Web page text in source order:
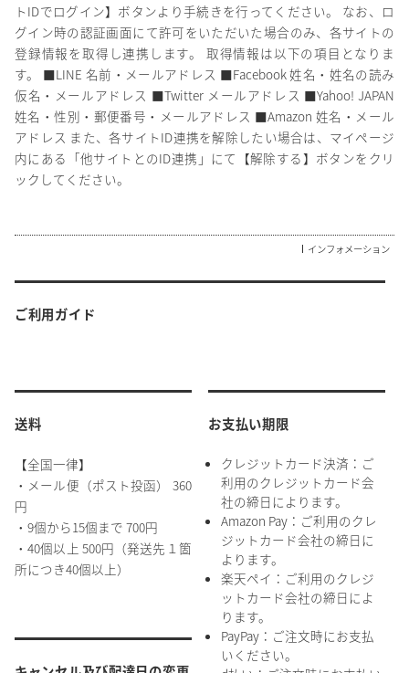
トIDでログイン】ボタンより手続きを行ってください。 なお、ロ
グイン時の認証画面にて許可をいただいた場合のみ、各サイトの
登録情報を取得し連携します。 取得情報は以下の項目となりま
す。 ■LINE 名前・メールアドレス ■Facebook 姓名・姓名の読み
仮名・メールアドレス ■Twitter メールアドレス ■Yahoo! JAPAN
姓名・性別・郵便番号・メールアドレス ■Amazon 姓名・メール
アドレス また、各サイトID連携を解除したい場合は、マイページ
内にある「他サイトとのID連携」にて【解除する】ボタンをクリ
ックしてください。
インフォメーション
ご利用ガイド
送料
【全国一律】
・メール便（ポスト投函） 360
円
・9個から15個まで 700円
・40個以上 500円（発送先１箇
所につき40個以上）
お支払い期限
クレジットカード決済：ご
利用のクレジットカード会
社の締日によります。
Amazon Pay：ご利用のクレ
ジットカード会社の締日に
よります。
楽天ペイ：ご利用のクレジ
ットカード会社の締日によ
ります。
PayPay：ご注文時にお支払
いください。